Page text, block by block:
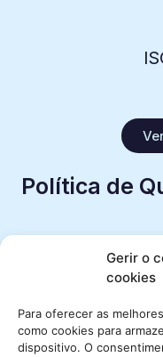
Gerir o
cookies
Para oferecer as
como cookies para
dispositivo. O
Política de